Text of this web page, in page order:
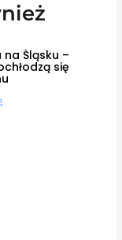
Śląsku –
się